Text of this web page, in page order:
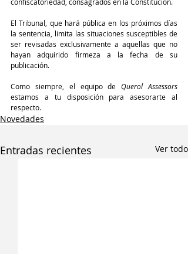
confiscatoriedad, consagrados en la Constitución.
El Tribunal, que hará pública en los próximos días
la sentencia, limita las situaciones susceptibles de
ser revisadas exclusivamente a aquellas que no
hayan adquirido firmeza a la fecha de su
publicación.
Como siempre, el equipo de Querol Assessors
estamos a tu disposición para asesorarte al
respecto.
Novedades
Entradas recientes Ver todo